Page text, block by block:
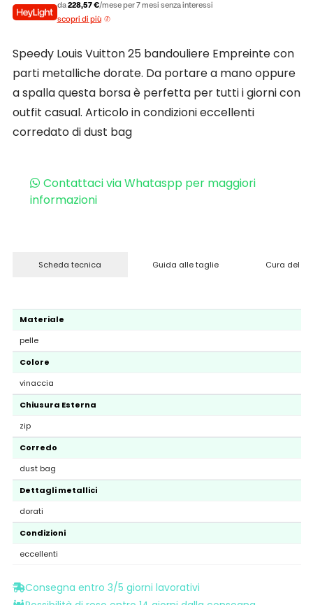
da228,57 €/mese per 7 mesi senza interessi
scopri di più
Speedy Louis Vuitton 25 bandouliere Empreinte con
parti metalliche dorate. Da portare a mano oppure
a spalla questa borsa è perfetta per tutti i giorni con
outfit casual. Articolo in condizioni eccellenti
corredato di dust bag
Contattaci via Whataspp per maggiori
informazioni
Scheda tecnica Guida alle taglie Cura del
Materiale
pelle
Colore
vinaccia
Chiusura Esterna
zip
Corredo
dust bag
Dettagli metallici
dorati
Condizioni
eccellenti
Consegna entro 3/5 giorni lavorativi